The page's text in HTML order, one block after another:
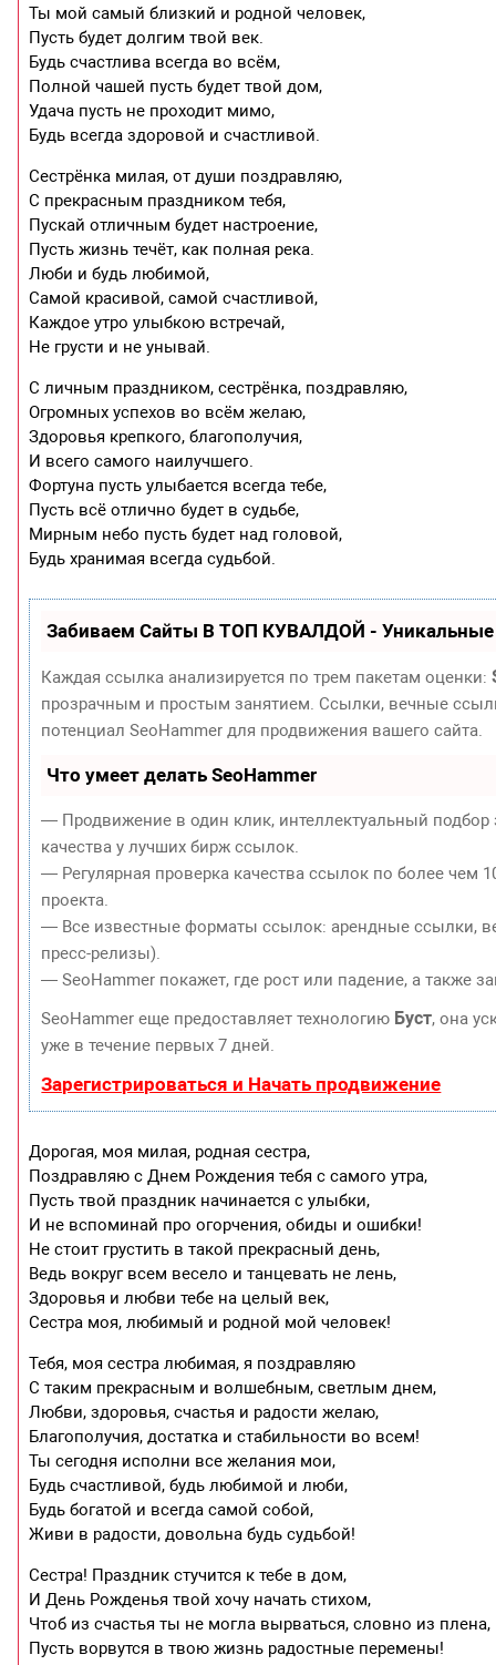
Ты мой самый близкий и родной человек,
Пусть будет долгим твой век.
Будь счастлива всегда во всём,
Полной чашей пусть будет твой дом,
Удача пусть не проходит мимо,
Будь всегда здоровой и счастливой.
Сестрёнка милая, от души поздравляю,
С прекрасным праздником тебя,
Пускай отличным будет настроение,
Пусть жизнь течёт, как полная река.
Люби и будь любимой,
Самой красивой, самой счастливой,
Каждое утро улыбкою встречай,
Не грусти и не унывай.
С личным праздником, сестрёнка, поздравляю,
Огромных успехов во всём желаю,
Здоровья крепкого, благополучия,
И всего самого наилучшего.
Фортуна пусть улыбается всегда тебе,
Пусть всё отлично будет в судьбе,
Мирным небо пусть будет над головой,
Будь хранимая всегда судьбой.
Забиваем Сайты В ТОП КУВАЛДОЙ - Уникальные
Каждая ссылка анализируется по трем пакетам оценки:
прозрачным и простым занятием. Ссылки, вечные
потенциал SeoHammer для продвижения вашего сайта.
Что умеет делать SeoHammer
— Продвижение в один клик, интеллектуальный
качества у лучших бирж ссылок.
— Регулярная проверка качества ссылок по более чем
проекта.
— Все известные форматы ссылок: арендные ссылки,
пресс-релизы).
— SeoHammer покажет, где рост или падение, а также
SeoHammer еще предоставляет технологию Буст, она
уже в течение первых 7 дней.
Зарегистрироваться и Начать продвижение
Дорогая, моя милая, родная сестра,
Поздравляю с Днем Рождения тебя с самого утра,
Пусть твой праздник начинается с улыбки,
И не вспоминай про огорчения, обиды и ошибки!
Не стоит грустить в такой прекрасный день,
Ведь вокруг всем весело и танцевать не лень,
Здоровья и любви тебе на целый век,
Сестра моя, любимый и родной мой человек!
Тебя, моя сестра любимая, я поздравляю
С таким прекрасным и волшебным, светлым днем,
Любви, здоровья, счастья и радости желаю,
Благополучия, достатка и стабильности во всем!
Ты сегодня исполни все желания мои,
Будь счастливой, будь любимой и люби,
Будь богатой и всегда самой собой,
Живи в радости, довольна будь судьбой!
Сестра! Праздник стучится к тебе в дом,
И День Рожденья твой хочу начать стихом,
Чтоб из счастья ты не могла вырваться, словно из плена,
Пусть ворвутся в твою жизнь радостные перемены!